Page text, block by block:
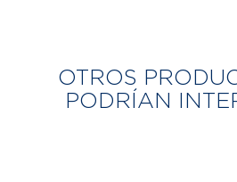
OTROS
PODRÍAN